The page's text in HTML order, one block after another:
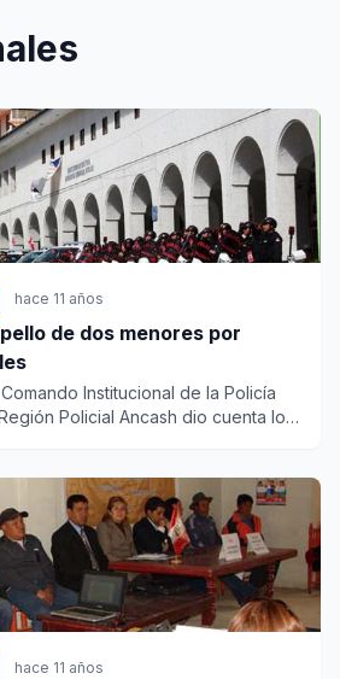
hace 11 años
de dos menores por
Institucional de la Policía
Policial Ancash dio cuenta los
hace 11 años